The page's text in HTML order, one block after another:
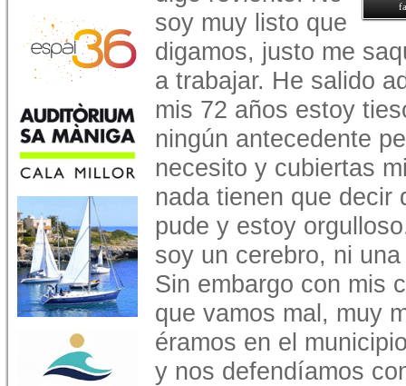
soy muy listo que
digamos, justo me
a trabajar. He salido
mis 72 años estoy
ningún antecedente
necesito y cubiertas
nada tienen que decir
pude y estoy
soy un cerebro, ni
Sin embargo con mis
que vamos mal, muy
éramos en el
y nos defendíamos